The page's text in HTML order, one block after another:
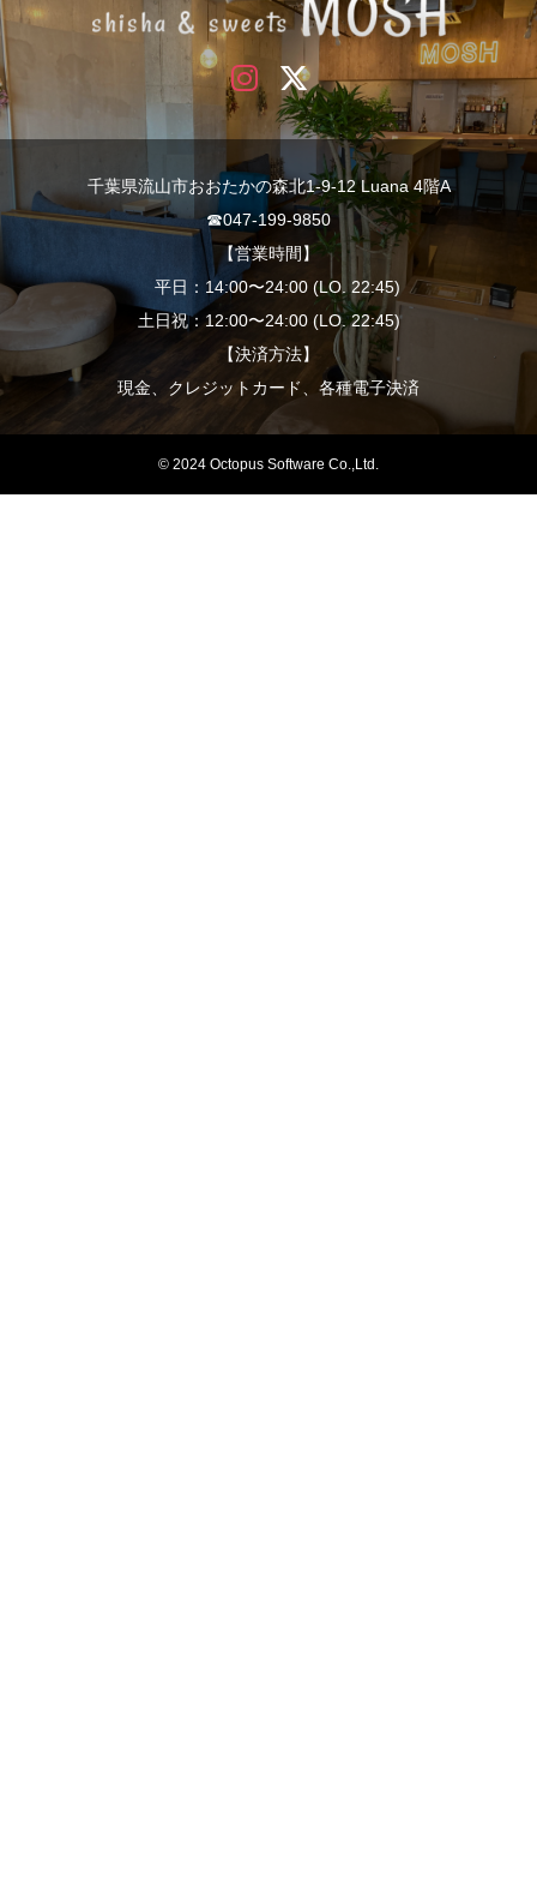
千葉県流山市おおたかの森北1-9-12 Luana 4階A
☎︎047-199-9850
【営業時間】
平日：14:00〜24:00 (LO. 22:45)
土日祝：12:00〜24:00 (LO. 22:45)
【決済方法】
現金、クレジットカード、各種電子決済
© 2024 Octopus Software Co.,Ltd.